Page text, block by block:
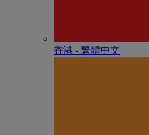
香港 - 繁體中文